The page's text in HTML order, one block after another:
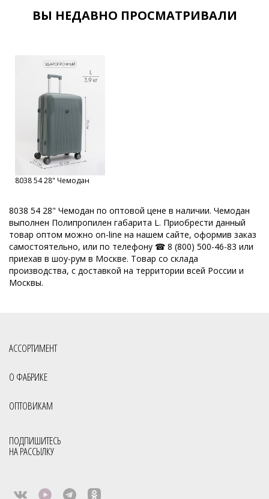
ВЫ НЕДАВНО ПРОСМАТРИВАЛИ
8038 54 28" Чемодан
8038 54 28" Чемодан по оптовой цене в наличии. Чемодан
выполнен Полипропилен габарита L. Приобрести данный
товар оптом можно on-line на нашем сайте, оформив заказ
самостоятельно, или по телефону ☎ 8 (800) 500-46-83 или
приехав в шоу-рум в Москве. Товар со склада
производства, с доставкой на территории всей России и
Москвы.
АССОРТИМЕНТ
О ФАБРИКЕ
ОПТОВИКАМ
ПОДПИШИТЕСЬ
НА РАССЫЛКУ